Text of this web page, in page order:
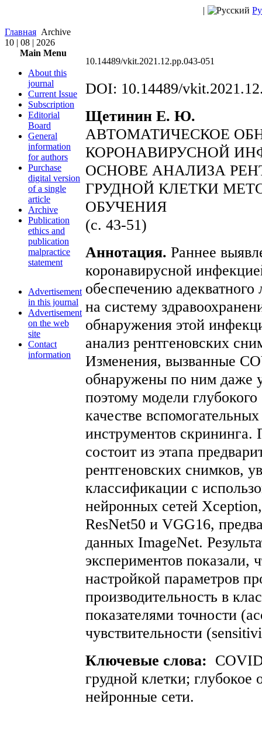
|
Главная Archive
10 | 08 | 2026
Main Menu
About this
journal
Current Issue
Subscription
Editorial
Board
General
information
for authors
Purchase
digital version
of a single
article
Archive
Publication
ethics and
publication
malpractice
statement
Advertisement
in this journal
Advertisement
on the web
site
Contact
information
10.14489/vkit.2021.12.pp.043-051
DOI: 10.14489/
Щетинин Е. Ю.
АВТОМАТИЧЕСКОЕ
КОРОНАВИРУСНОЙ
ОСНОВЕ АНАЛИЗА
ГРУДНОЙ КЛЕТКИ
ОБУЧЕНИЯ
(с. 43-51)
Аннотация. Раннее
коронавирусной
обеспечению
на систему
обнаружения этой
анализ рентгеновских
Изменения, вызванные
обнаружены по ним даже
поэтому модели
качестве
инструментов скрининга.
состоит из этапа
рентгеновских снимков,
классификации с
нейронных сетей
ResNet50 и VGG16,
данных ImageNet.
экспериментов показали,
настройкой параметров
производительность в
показателями точности
чувствительности
Ключевые слова:
грудной клетки; глубокое
нейронные сети.